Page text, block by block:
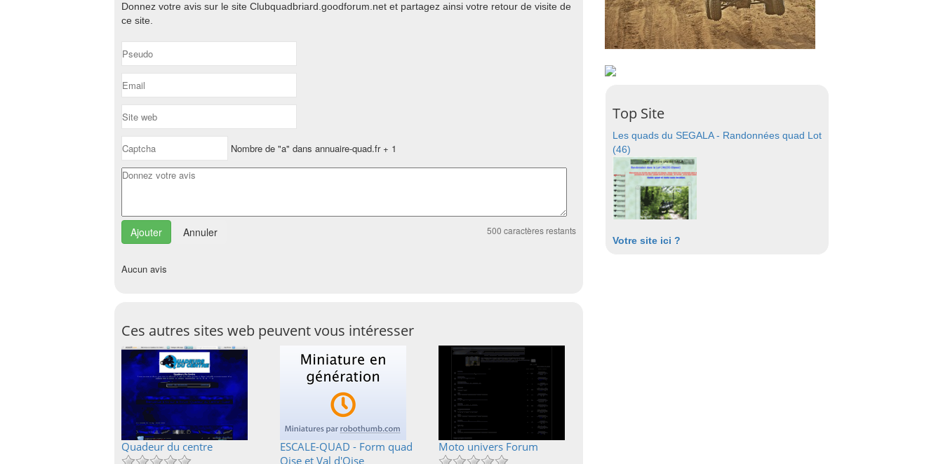
Donnez votre avis sur le site Clubquadbriard.goodforum.net et partagez ainsi votre retour de visite de
ce site.
Nombre de "a" dans annuaire-quad.fr + 1
Annuler 500 caractères restants
Aucun avis
Ces autres sites web peuvent vous intéresser
Quadeur du centre
ESCALE-QUAD - Form quad
Oise et Val d'Oise
Moto univers Forum
Top Site
Les quads du SEGALA - Randonnées quad Lot
(46)
Votre site ici ?